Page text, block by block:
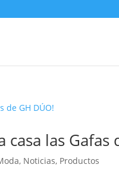
casa las Gafas
, Noticias, Productos